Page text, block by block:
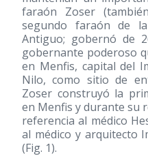
faraón Zoser
segundo faraón de
Antiguo; gobernó de
gobernante poderoso
en Menfis, capital del
Nilo, como sitio de
Zoser construyó la
en Menfis y durante su
referencia al médico
al médico y arquitecto
(Fig. 1).